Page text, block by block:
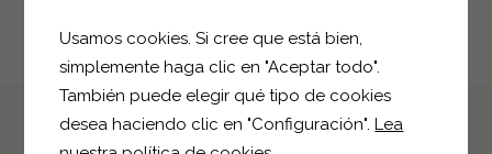
Usamos cookies. Si cree que está bien,
simplemente haga clic en "Aceptar todo".
También puede elegir qué tipo de cookies
desea haciendo clic en "Configuración".Lea